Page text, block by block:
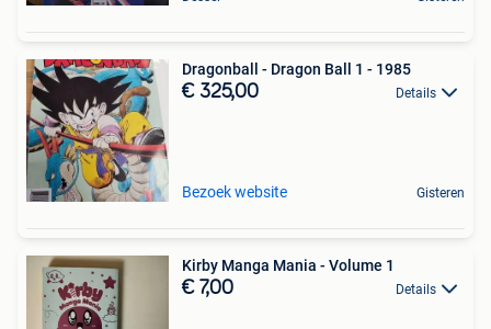
Dragonball - Dragon Ball 1 - 1985
€ 325,00 Details
Bezoek website Gisteren
Kirby Manga Mania - Volume 1
€ 7,00 Details